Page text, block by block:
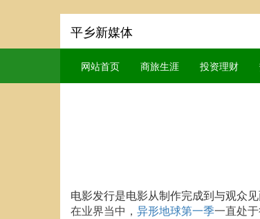
平乡新媒体
网站首页 商旅生涯 投资理财
电影发行是电影从制作完成到与观众
在业界当中， 异形地球第一季一直处